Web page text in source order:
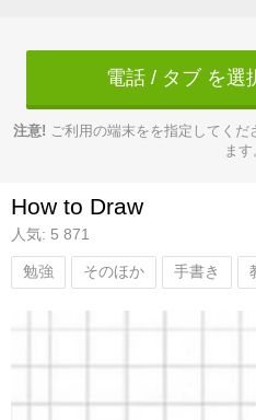
電話 / タブ を選
注意! ご利用の端末をを指定してく
ます
How to Draw
人気: 5 871
勉強 そのほか 手書き